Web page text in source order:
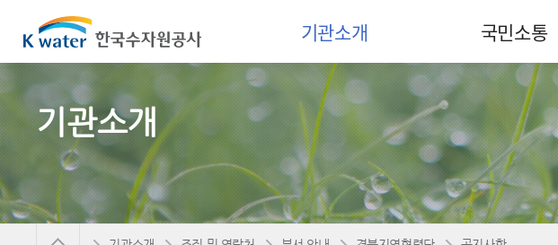
기관소개 국민소통
기관소개